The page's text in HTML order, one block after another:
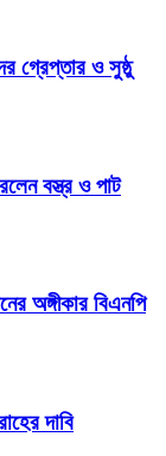
গ্রেপ্তার ও সুষ্ঠু
বস্ত্র ও পাট
অঙ্গীকার বিএনপি
দাবি